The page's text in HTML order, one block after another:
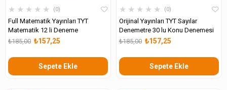
★ ★ ★ ★ ★ 0
Full Matematik Yayınları TYT
Matematik 12 li Deneme
₺157,25
₺185,00
Sepete Ekle
★ ★ ★ ★ ★ 0
Orijinal Yayınları TYT Sayılar
Denemetre 30 lu Konu Denemesi
₺157,25
₺185,00
Sepete Ekle